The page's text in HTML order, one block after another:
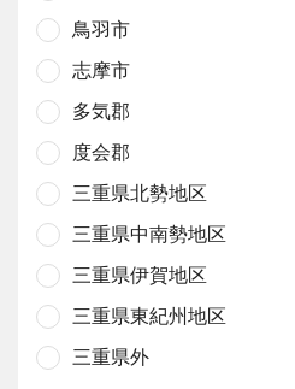
鳥羽市
志摩市
多気郡
度会郡
三重県北勢地区
三重県中南勢地区
三重県伊賀地区
三重県東紀州地区
三重県外